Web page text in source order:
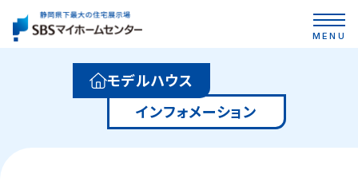
MENU
モデルハウス
インフォメーション